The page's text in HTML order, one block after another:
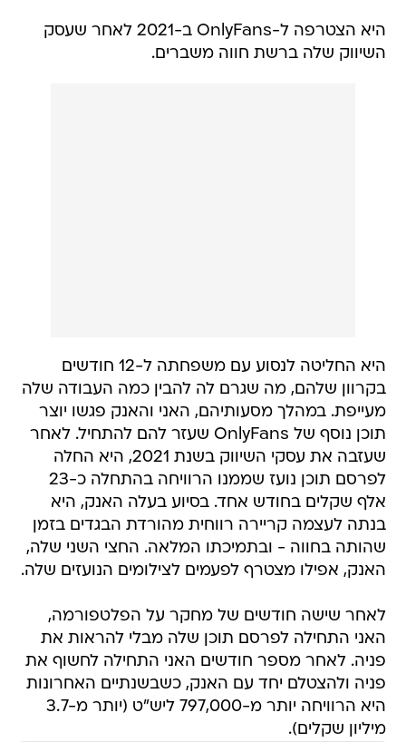
היא הצטרפה ל-OnlyFans ב-2021 לאחר שעסק
השיווק שלה ברשת חווה משברים.
היא החליטה לנסוע עם משפחתה ל-12 חודשים
בקרוון שלהם, מה שגרם לה להבין כמה העבודה שלה
מעייפת. במהלך מסעותיהם, האני והאנק פגשו יוצר
תוכן נוסף של OnlyFans שעזר להם להתחיל. לאחר
שעזבה את עסקי השיווק בשנת 2021, היא החלה
לפרסם תוכן נועז שממנו הרוויחה בהתחלה כ-23
אלף שקלים בחודש אחד. בסיוע בעלה האנק, היא
בנתה לעצמה קריירה רווחית מהורדת הבגדים בזמן
שהותה בחווה - ובתמיכתו המלאה. החצי השני שלה,
האנק, אפילו מצטרף לפעמים לצילומים הנועזים שלה.
לאחר שישה חודשים של מחקר על הפלטפורמה,
האני התחילה לפרסם תוכן שלה מבלי להראות את
פניה. לאחר מספר חודשים האני התחילה לחשוף את
פניה ולהצטלם יחד עם האנק, כשבשנתיים האחרונות
היא הרוויחה יותר מ-797,000 ליש"ט (יותר מ-3.7
מיליון שקלים).